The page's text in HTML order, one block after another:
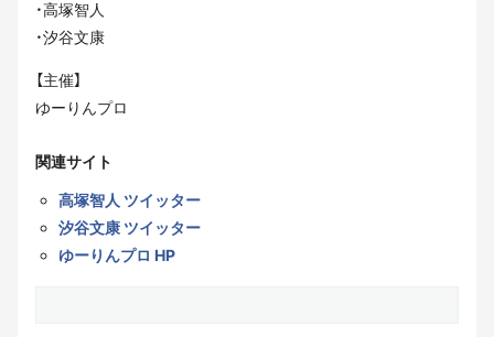
・高塚智人
・汐谷文康
【主催】
ゆーりんプロ
関連サイト
高塚智人 ツイッター
汐谷文康 ツイッター
ゆーりんプロ HP